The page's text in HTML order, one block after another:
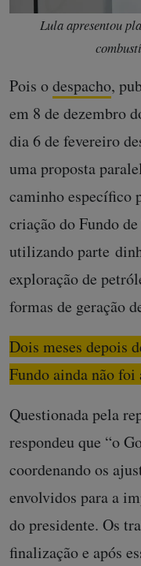
Lula apresentou
Pois odespacho,
em 8 de dezembro
dia 6 de fevereiro
uma proposta
caminho específico
criação do Fundo
utilizando parte
exploração de
formas de geração
Dois meses depois
Fundo ainda não foi
Questionada pela
respondeu que “o
coordenando os
envolvidos para a
do presidente. Os
finalização e após